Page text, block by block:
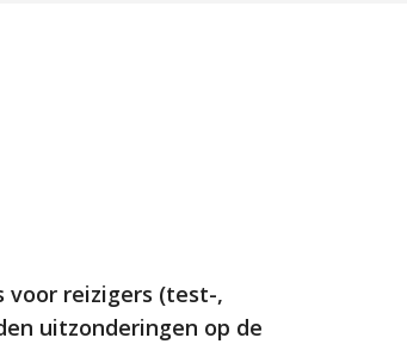
voor reizigers (test-,
uitzonderingen op de